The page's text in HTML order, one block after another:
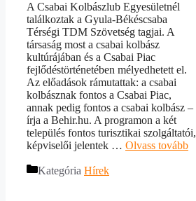
A Csabai Kolbászlub Egyesületnél
találkoztak a Gyula-Békéscsaba
Térségi TDM Szövetség tagjai. A
társaság most a csabai kolbász
kultúrájában és a Csabai Piac
fejlődéstörténetében mélyedhetett el.
Az előadások rámutattak: a csabai
kolbásznak fontos a Csabai Piac,
annak pedig fontos a csabai kolbász –
írja a Behir.hu. A programon a két
település fontos turisztikai szolgáltatói,
képviselői jelentek … Olvass tovább
Kategória Hírek